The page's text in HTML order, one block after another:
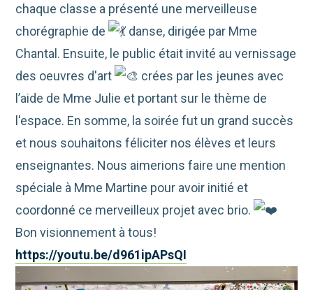
chaque classe a présenté une merveilleuse
chorégraphie de
danse, dirigée par Mme
Chantal. Ensuite, le public était invité au vernissage
des oeuvres d'art
crées par les jeunes avec
l’aide de Mme Julie et portant sur le thème de
l'espace. En somme, la soirée fut un grand succès
et nous souhaitons féliciter nos élèves et leurs
enseignantes. Nous aimerions faire une mention
spéciale à Mme Martine pour avoir initié et
coordonné ce merveilleux projet avec brio.
Bon visionnement à tous!
https://youtu.be/d961ipAPsQI